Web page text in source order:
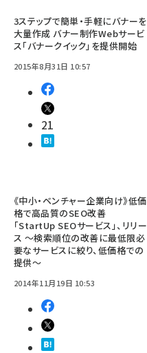
3ステップで簡単・手軽にバナーを
大量作成 バナー制作Webサービ
ス「バナークイック」を提供開始
2015年8月31日 10:57
21
《中小・ベンチャー企業向け》低価
格で高品質のSEO改善
「StartUp SEOサービス」、リリー
ス ～検索順位の改善に最低限必
要なサービスに絞り、低価格での
提供～
2014年11月19日 10:53